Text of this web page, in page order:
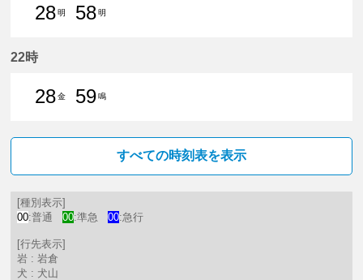
28明
58明
22時
28金
59鳴
すべての時刻表を表示
[種別表示]
00:普通 00:準急 00:急行
[行先表示]
岩 : 岩倉
犬 : 犬山